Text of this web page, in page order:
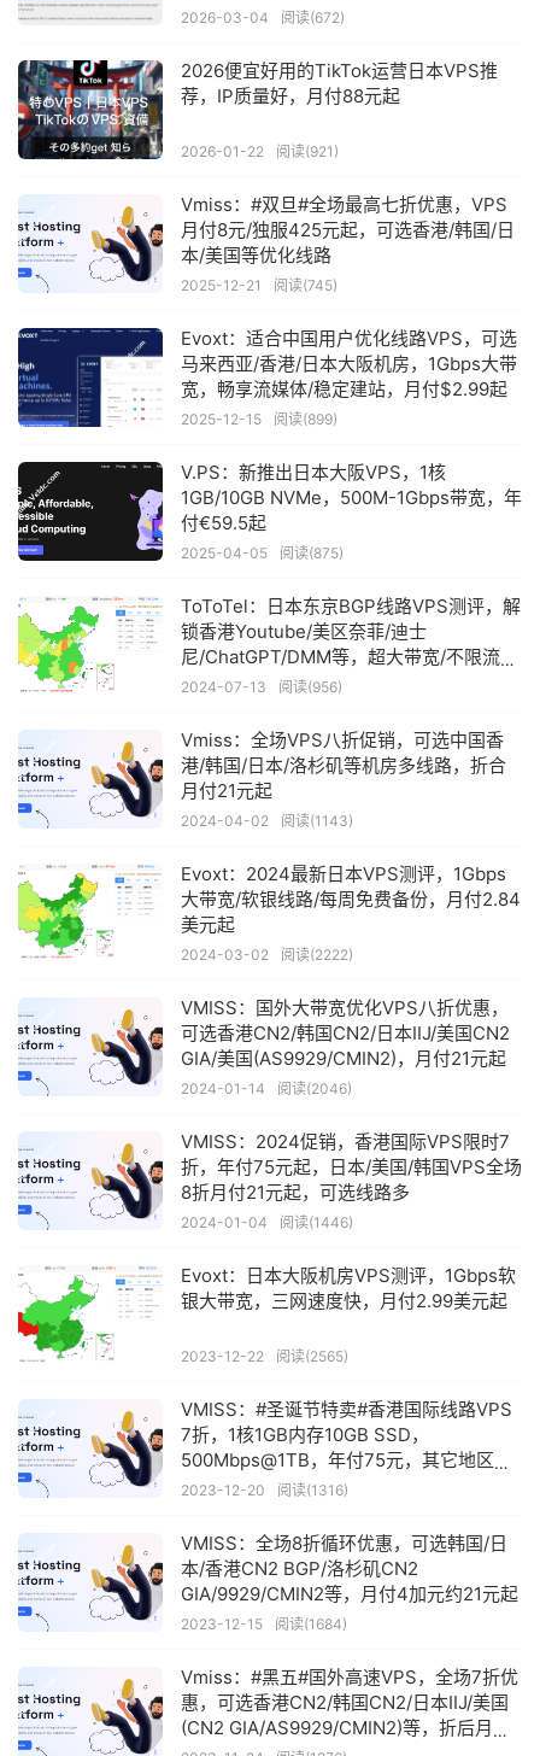
2026-03-04 阅读(672)
2026便宜好用的TikTok运营日本VPS推
荐，IP质量好，月付88元起
2026-01-22 阅读(921)
Vmiss：#双旦#全场最高七折优惠，VPS
月付8元/独服425元起，可选香港/韩国/日
本/美国等优化线路
2025-12-21 阅读(745)
Evoxt：适合中国用户优化线路VPS，可选
马来西亚/香港/日本大阪机房，1Gbps大带
宽，畅享流媒体/稳定建站，月付$2.99起
2025-12-15 阅读(899)
V.PS：新推出日本大阪VPS，1核
1GB/10GB NVMe，500M-1Gbps带宽，年
付€59.5起
2025-04-05 阅读(875)
ToToTel：日本东京BGP线路VPS测评，解
锁香港Youtube/美区奈菲/迪士
尼/ChatGPT/DMM等，超大带宽/不限流
量，年付91美元
2024-07-13 阅读(956)
Vmiss：全场VPS八折促销，可选中国香
港/韩国/日本/洛杉矶等机房多线路，折合
月付21元起
2024-04-02 阅读(1143)
Evoxt：2024最新日本VPS测评，1Gbps
大带宽/软银线路/每周免费备份，月付2.84
美元起
2024-03-02 阅读(2222)
VMISS：国外大带宽优化VPS八折优惠，
可选香港CN2/韩国CN2/日本IIJ/美国CN2
GIA/美国(AS9929/CMIN2)，月付21元起
2024-01-14 阅读(2046)
VMISS：2024促销，香港国际VPS限时7
折，年付75元起，日本/美国/韩国VPS全场
8折月付21元起，可选线路多
2024-01-04 阅读(1446)
Evoxt：日本大阪机房VPS测评，1Gbps软
银大带宽，三网速度快，月付2.99美元起
2023-12-22 阅读(2565)
VMISS：#圣诞节特卖#香港国际线路VPS
7折，1核1GB内存10GB SSD，
500Mbps@1TB，年付75元，其它地区
VPS可享8折优惠
2023-12-20 阅读(1316)
VMISS：全场8折循环优惠，可选韩国/日
本/香港CN2 BGP/洛杉矶CN2
GIA/9929/CMIN2等，月付4加元约21元起
2023-12-15 阅读(1684)
Vmiss：#黑五#国外高速VPS，全场7折优
惠，可选香港CN2/韩国CN2/日本IIJ/美国
(CN2 GIA/AS9929/CMIN2)等，折后月付